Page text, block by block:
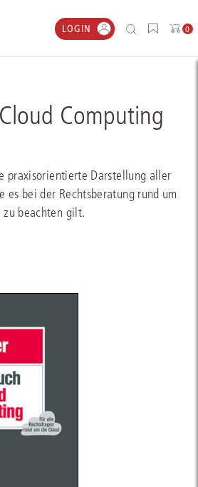
LOGIN 0
Computing
praxisorientierte Darstellung aller
es bei der Rechtsberatung rund um
zu beachten gilt.